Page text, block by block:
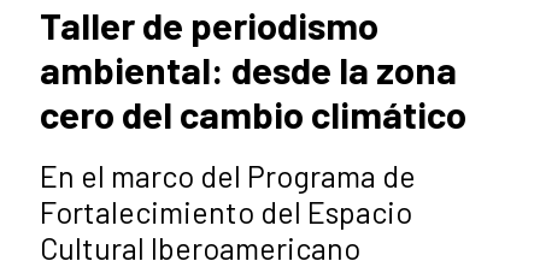
Taller de periodismo
ambiental: desde la zona
cero del cambio climático
En el marco del Programa de
Fortalecimiento del Espacio
Cultural Iberoamericano